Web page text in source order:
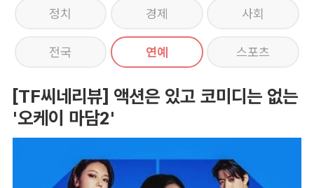
정치 경제 사회
전국 연예 스포츠
[TF씨네리뷰] 액션은 있고 코미디는 없는
'오케이 마담2'